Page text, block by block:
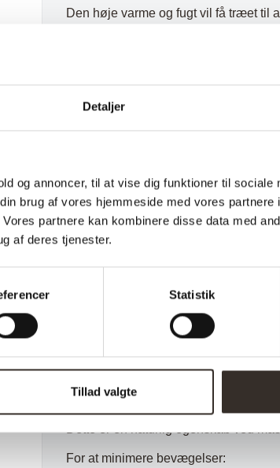
Detaljer
og annoncer, til at vise dig funktioner til sociale
brug af vores hjemmeside med vores partnere
partnere kan kombinere disse data med
af deres tjenester.
Statistik
Tillad valgte
Den høje varme og fugt vil få træet til
Vi anbefaler:
Altid efter en grundig rengøring.
Et tegn på at brættet trænger til olie
Fjern lugt fra fx løg eller fisk ved at
Misfarvninger kan slibes let med fint
Naturlige bevægelser i træet
Massivt træ arbejder naturligt.
Dette er en naturlig egenskab ved
For at minimere bevægelser: